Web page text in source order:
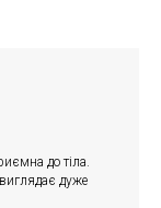
до тіла.
дуже